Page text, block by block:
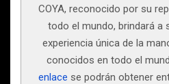
COYA, reconocido por su
todo el mundo, brindará a
experiencia única de la
conocidos en todo el
enlace se podrán obtener